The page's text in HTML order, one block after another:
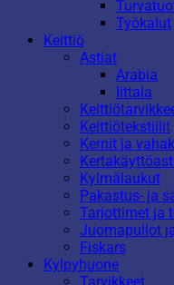
Työkalut
Keittiö
Astiat
Arabia
Iittala
Keittiötekstiilit
Kernit ja
Kylmälaukut
Pakastus- ja
Tarjottimet ja
Juomapullot
Fiskars
Kylpyhuone
Tarvikkeet